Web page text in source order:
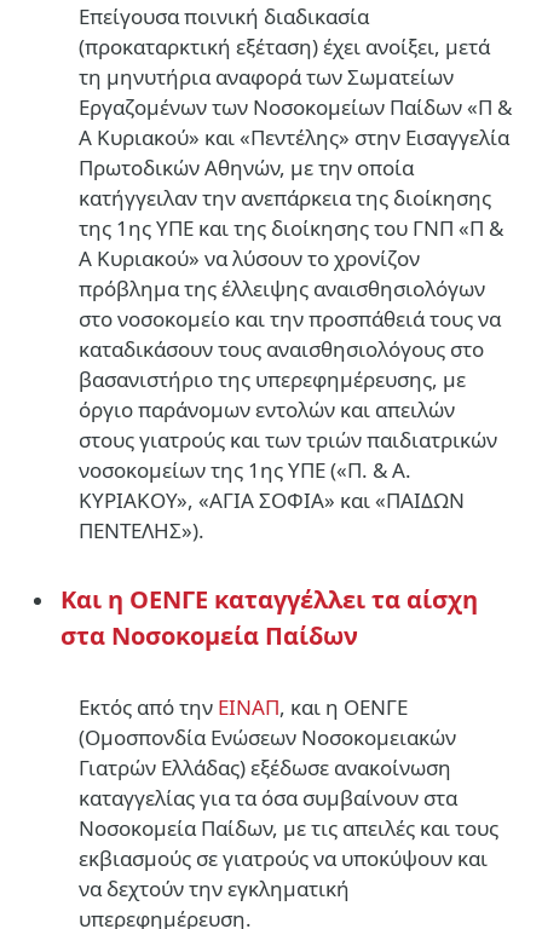
Επείγουσα ποινική διαδικασία
(προκαταρκτική εξέταση) έχει ανοίξει, μετά
τη μηνυτήρια αναφορά των Σωματείων
Εργαζομένων των Νοσοκομείων Παίδων «Π &
Α Κυριακού» και «Πεντέλης» στην Εισαγγελία
Πρωτοδικών Αθηνών, με την οποία
κατήγγειλαν την ανεπάρκεια της διοίκησης
της 1ης ΥΠΕ και της διοίκησης του ΓΝΠ «Π &
Α Κυριακού» να λύσουν το χρονίζον
πρόβλημα της έλλειψης αναισθησιολόγων
στο νοσοκομείο και την προσπάθειά τους να
καταδικάσουν τους αναισθησιολόγους στο
βασανιστήριο της υπερεφημέρευσης, με
όργιο παράνομων εντολών και απειλών
στους γιατρούς και των τριών παιδιατρικών
νοσοκομείων της 1ης ΥΠΕ («Π. & Α.
ΚΥΡΙΑΚΟΥ», «ΑΓΙΑ ΣΟΦΙΑ» και «ΠΑΙΔΩΝ
ΠΕΝΤΕΛΗΣ»).
Kαι η ΟΕΝΓΕ καταγγέλλει τα αίσχη
στα Νοσοκομεία Παίδων
Εκτός από την ΕΙΝΑΠ, και η ΟΕΝΓΕ
(Ομοσπονδία Ενώσεων Νοσοκομειακών
Γιατρών Ελλάδας) εξέδωσε ανακοίνωση
καταγγελίας για τα όσα συμβαίνουν στα
Νοσοκομεία Παίδων, με τις απειλές και τους
εκβιασμούς σε γιατρούς να υποκύψουν και
να δεχτούν την εγκληματική
υπερεφημέρευση.